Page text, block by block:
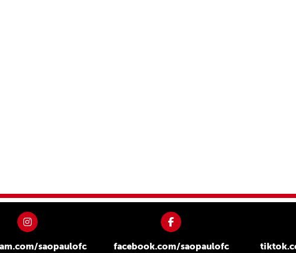
saopaulofc facebook.com/saopaulofc